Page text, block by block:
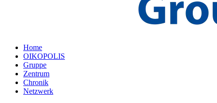
Home
OIKOPOLIS
Gruppe
Zentrum
Chronik
Netzwerk